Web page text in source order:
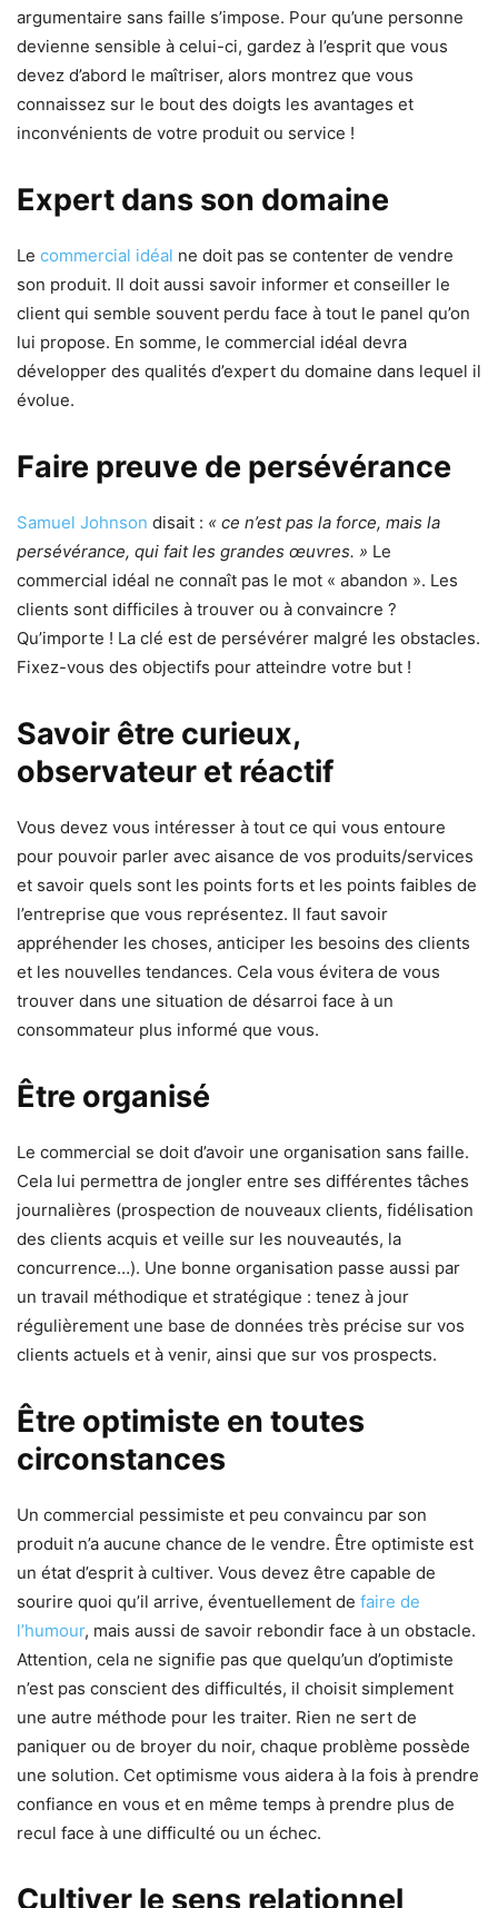
argumentaire sans faille s’impose. Pour qu’une personne
devienne sensible à celui-ci, gardez à l’esprit que vous
devez d’abord le maîtriser, alors montrez que vous
connaissez sur le bout des doigts les avantages et
inconvénients de votre produit ou service !
Expert dans son domaine
Le commercial idéal ne doit pas se contenter de vendre
son produit. Il doit aussi savoir informer et conseiller le
client qui semble souvent perdu face à tout le panel qu’on
lui propose. En somme, le commercial idéal devra
développer des qualités d’expert du domaine dans lequel il
évolue.
Faire preuve de persévérance
Samuel Johnson disait : « ce n’est pas la force, mais la
persévérance, qui fait les grandes œuvres. » Le
commercial idéal ne connaît pas le mot « abandon ». Les
clients sont difficiles à trouver ou à convaincre ?
Qu’importe ! La clé est de persévérer malgré les obstacles.
Fixez-vous des objectifs pour atteindre votre but !
Savoir être curieux,
observateur et réactif
Vous devez vous intéresser à tout ce qui vous entoure
pour pouvoir parler avec aisance de vos produits/services
et savoir quels sont les points forts et les points faibles de
l’entreprise que vous représentez. Il faut savoir
appréhender les choses, anticiper les besoins des clients
et les nouvelles tendances. Cela vous évitera de vous
trouver dans une situation de désarroi face à un
consommateur plus informé que vous.
Être organisé
Le commercial se doit d’avoir une organisation sans faille.
Cela lui permettra de jongler entre ses différentes tâches
journalières (prospection de nouveaux clients, fidélisation
des clients acquis et veille sur les nouveautés, la
concurrence…). Une bonne organisation passe aussi par
un travail méthodique et stratégique : tenez à jour
régulièrement une base de données très précise sur vos
clients actuels et à venir, ainsi que sur vos prospects.
Être optimiste en toutes
circonstances
Un commercial pessimiste et peu convaincu par son
produit n’a aucune chance de le vendre. Être optimiste est
un état d’esprit à cultiver. Vous devez être capable de
sourire quoi qu’il arrive, éventuellement de faire de
l’humour, mais aussi de savoir rebondir face à un obstacle.
Attention, cela ne signifie pas que quelqu’un d’optimiste
n’est pas conscient des difficultés, il choisit simplement
une autre méthode pour les traiter. Rien ne sert de
paniquer ou de broyer du noir, chaque problème possède
une solution. Cet optimisme vous aidera à la fois à prendre
confiance en vous et en même temps à prendre plus de
recul face à une difficulté ou un échec.
Cultiver le sens relationnel